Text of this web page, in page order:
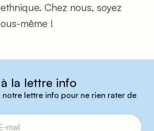
Chez nous, soyez
même !
la lettre info
notre lettre info pour ne rien rater de